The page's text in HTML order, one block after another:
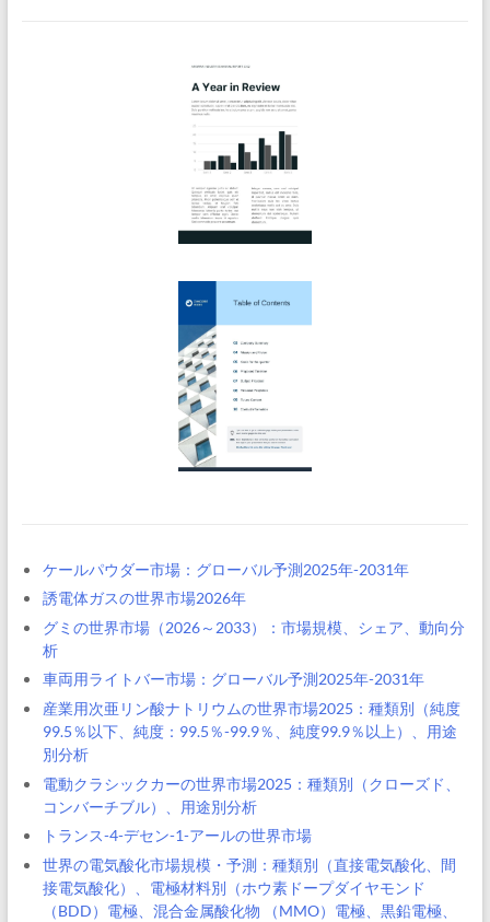
ケールパウダー市場：グローバル予測2025年-2031年
誘電体ガスの世界市場2026年
グミの世界市場（2026～2033）：市場規模、シェア、動向分
析
車両用ライトバー市場：グローバル予測2025年-2031年
産業用次亜リン酸ナトリウムの世界市場2025：種類別（純度
99.5％以下、純度：99.5％-99.9％、純度99.9％以上）、用途
別分析
電動クラシックカーの世界市場2025：種類別（クローズド、
コンバーチブル）、用途別分析
トランス-4-デセン-1-アールの世界市場
世界の電気酸化市場規模・予測：種類別（直接電気酸化、間
接電気酸化）、電極材料別（ホウ素ドープダイヤモンド
（BDD）電極、混合金属酸化物 （MMO）電極、黒鉛電極、